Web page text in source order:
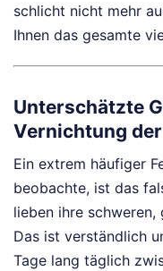
schlicht nicht mehr
Ihnen das gesamte
Unterschätzte
Vernichtung
Ein extrem häufiger
beobachte, ist das
lieben ihre
Das ist verständlich
Tage lang täglich